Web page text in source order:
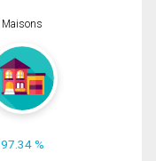
Maisons
97.34 %